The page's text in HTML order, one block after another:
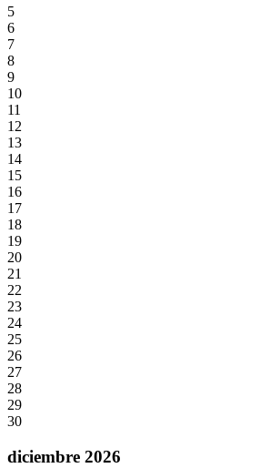
5
6
7
8
9
10
11
12
13
14
15
16
17
18
19
20
21
22
23
24
25
26
27
28
29
30
diciembre 2026